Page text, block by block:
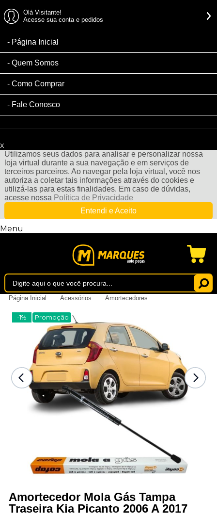
Olá Visitante!
Acesse sua conta e pedidos
Página Inicial
Quem Somos
Como Comprar
Fale Conosco
x
Utilizamos seus dados para analisar e personalizar nossa
loja virtual durante a sua navegação e em serviços de
terceiros parceiros. Ao navegar pela loja virtual, você nos
autoriza a coletar tais informações através do cookies e
utilizá-las para estas finalidades. Em caso de dúvidas,
acesse nossa Política de Privacidade
Entendi e Aceito
Menu
Página Inicial Acessórios Amortecedores
-1% Promoção
Amortecedor Mola Gás Tampa
Traseira Kia Picanto 2006 A 2017